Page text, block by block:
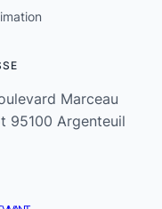
Marceau
95100 Argenteuil